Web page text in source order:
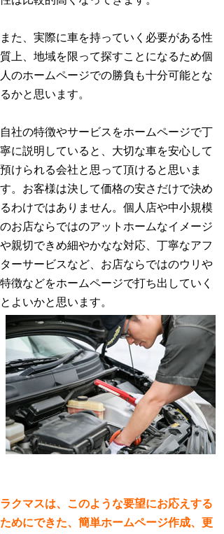
また、実際に車を持っていく必要がある性
質上、地域を限って探すことになるため個
人のホームページでの勝負も十分可能とな
るかと思います。
自社の特徴やサービスをホームページで丁
寧に説明していると、大切な車を安心して
預けられる会社と思って頂けると思いま
す。お客様は決して価格の安さだけで決め
るわけではありません。個人店や中小規模
のお店ならではのアットホームなイメージ
や親切できめ細やかなな対応、丁寧なアフ
ターサービスなど、お店ならではのウリや
特徴などをホームページで打ち出していく
とよいかと思います。
ラクマスは、このような要望にお応えする
ためにできた、簡単ホームページ作成、更